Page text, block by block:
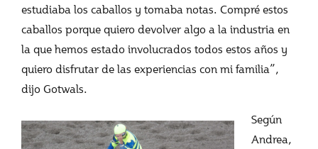
estudiaba los caballos y tomaba notas. Compré estos
caballos porque quiero devolver algo a la industria en
la que hemos estado involucrados todos estos años y
quiero disfrutar de las experiencias con mi familia”,
dijo Gotwals.
Según
Andrea,